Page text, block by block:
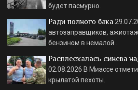
будет пасмурно.
Ради полного бака
автозаправщиков, ажиотаж
бензином в немалой…
Расплескалась синева
02.08.2026 В Миассе
крылатой пехоты.